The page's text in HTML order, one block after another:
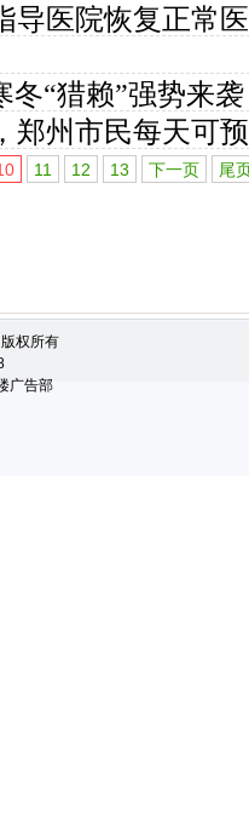
导医院恢复正常
冬“猎赖”强势来袭
郑州市民每天可
11 12 13 下一页 尾
权所有
广告部